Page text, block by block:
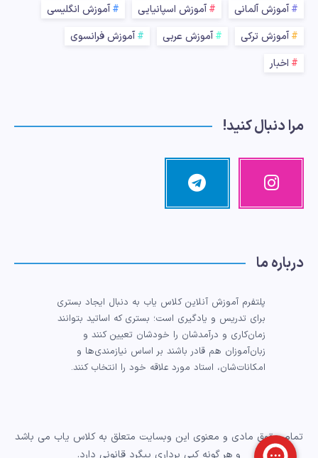
آموزش آلمانی آموزش اسپانیایی
آموزش انگلیسی
آموزش ترکی
آموزش عربی
آموزش فرانسوی
اخبار
مرا دنبال کنید!
اینستاگرام تلگرام
کنید!
درباره ما
پلتفرم آموزش آنلاین کلاس یاب به دنبال ایجاد بستری
برای تدریس و یادگیری است؛ بستری که اساتید بتوانند
زمان‌کاری و درآمدشان را خودشان تعیین کنند و
زبان‌آموزان هم قادر باشند بر اساس نیازمندی‌ها و
امکانات‌شان، استاد مورد علاقه خود را انتخاب کنند.
تمام حقوق مادی و معنوی این وبسایت متعلق به کلاس یاب می باشد
و هر گونه کپی برداری پیگرد قانونی دارد.